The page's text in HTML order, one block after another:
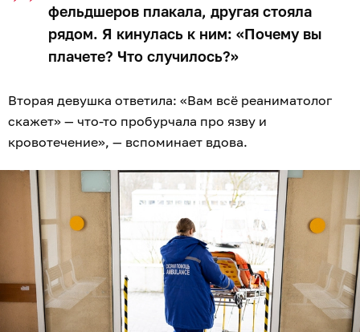
фельдшеров плакала, другая стояла
рядом. Я кинулась к ним: «Почему вы
плачете? Что случилось?»
Вторая девушка ответила: «Вам всё реаниматолог
скажет» — что-то пробурчала про язву и
кровотечение», — вспоминает вдова.